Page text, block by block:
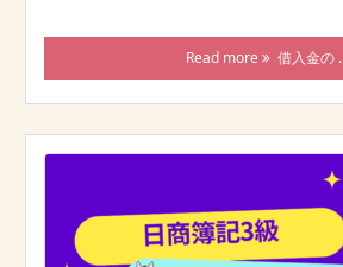
Read more 借入金の